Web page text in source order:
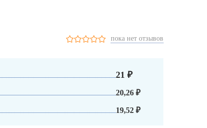
пока нет отзывов
21 ₽
20,26 ₽
19,52 ₽